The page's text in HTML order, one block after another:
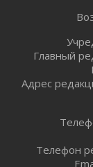
Не
01 августа 2026
Все силы в
Айда на
Один в
Пик
Главный
Адрес
Телефон